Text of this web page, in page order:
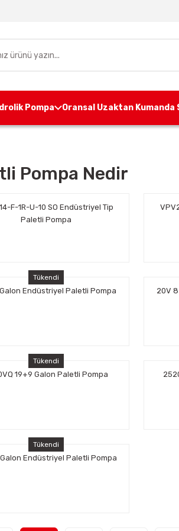
Pompa Oransal Uzaktan Kumanda
Pompa Nedir
F-1R-U-10 SO Endüstriyel Tip
Paletli Pompa
Tükendi
Galon Endüstriyel Paletli Pompa 20V
Tükendi
19+9 Galon Paletli Pompa
Tükendi
Galon Endüstriyel Paletli Pompa